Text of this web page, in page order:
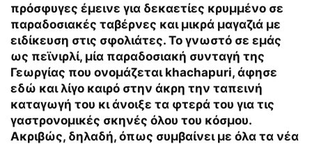
πρόσφυγες έμεινε για δεκαετίες κρυμμένο σε
παραδοσιακές ταβέρνες και μικρά μαγαζιά με
ειδίκευση στις σφολιάτες. Το γνωστό σε εμάς
ως πεϊνιρλί, μία παραδοσιακή συνταγή της
Γεωργίας που ονομάζεται khachapuri, άφησε
εδώ και λίγο καιρό στην άκρη την ταπεινή
καταγωγή του κι άνοιξε τα φτερά του για τις
γαστρονομικές σκηνές όλου του κόσμου.
Ακριβώς, δηλαδή, όπως συμβαίνει με όλα τα νέα